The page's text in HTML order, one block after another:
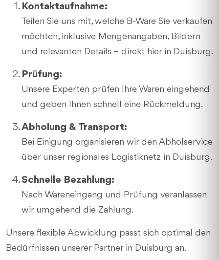
Kontaktaufnahme:
Teilen Sie uns mit, welche B-Ware Sie verkaufen
möchten, inklusive Mengenangaben, Bildern
und relevanten Details – direkt hier in Duisburg.
Prüfung:
Unsere Experten prüfen Ihre Waren eingehend
und geben Ihnen schnell eine Rückmeldung.
Abholung & Transport:
Bei Einigung organisieren wir den Abholservice
über unser regionales Logistiknetz in Duisburg.
Schnelle Bezahlung:
Nach Wareneingang und Prüfung veranlassen
wir umgehend die Zahlung.
Unsere flexible Abwicklung passt sich optimal den
Bedürfnissen unserer Partner in Duisburg an.